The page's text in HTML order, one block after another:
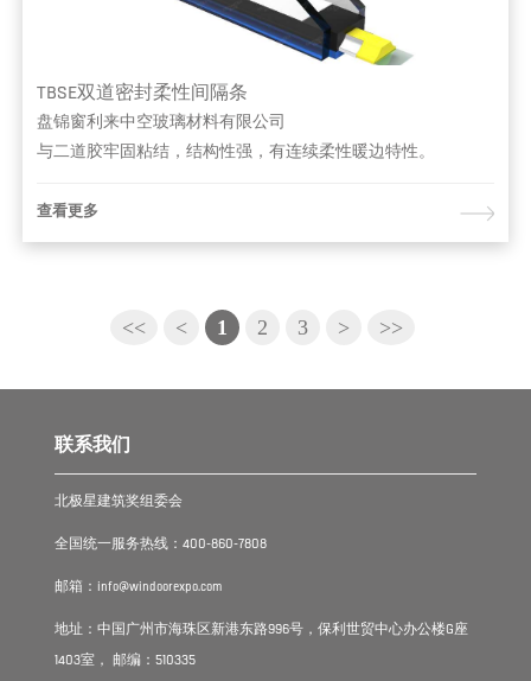
TBSE双道密封柔性间隔条
盘锦窗利来中空玻璃材料有限公司
与二道胶牢固粘结，结构性强，有连续柔性暖边特性。
查看更多
<< < 1 2 3 > >>
联系我们
北极星建筑奖组委会
全国统一服务热线：400-860-7808
邮箱：info@windoorexpo.com
地址：中国广州市海珠区新港东路996号，保利世贸中心办公楼G座
1403室， 邮编：510335